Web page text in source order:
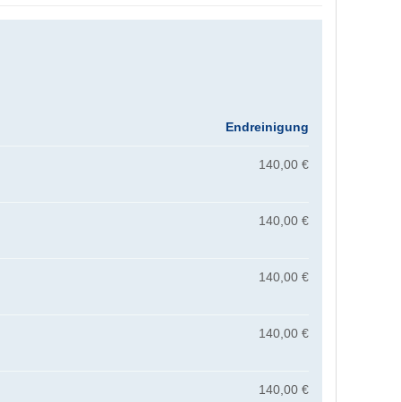
Endreinigung
140,00 €
140,00 €
140,00 €
140,00 €
140,00 €